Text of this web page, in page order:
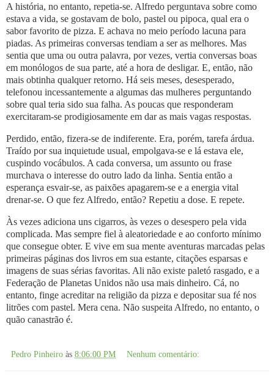
A história, no entanto, repetia-se. Alfredo perguntava sobre como
estava a vida, se gostavam de bolo, pastel ou pipoca, qual era o
sabor favorito de pizza. E achava no meio período lacuna para
piadas. As primeiras conversas tendiam a ser as melhores. Mas
sentia que uma ou outra palavra, por vezes, vertia conversas boas
em monólogos de sua parte, até a hora de desligar. E, então, não
mais obtinha qualquer retorno. Há seis meses, desesperado,
telefonou incessantemente a algumas das mulheres perguntando
sobre qual teria sido sua falha. As poucas que responderam
exercitaram-se prodigiosamente em dar as mais vagas respostas.
Perdido, então, fizera-se de indiferente. Era, porém, tarefa árdua.
Traído por sua inquietude usual, empolgava-se e lá estava ele,
cuspindo vocábulos. A cada conversa, um assunto ou frase
murchava o interesse do outro lado da linha. Sentia então a
esperança esvair-se, as paixões apagarem-se e a energia vital
drenar-se. O que fez Alfredo, então? Repetiu a dose. E repete.
Às vezes adiciona uns cigarros, às vezes o desespero pela vida
complicada. Mas sempre fiel à aleatoriedade e ao conforto mínimo
que consegue obter. E vive em sua mente aventuras marcadas pelas
primeiras páginas dos livros em sua estante, citações esparsas e
imagens de suas sérias favoritas. Ali não existe paletó rasgado, e a
Federação de Planetas Unidos não usa mais dinheiro. Cá, no
entanto, finge acreditar na religião da pizza e depositar sua fé nos
litrões com pastel. Mera cena. Não suspeita Alfredo, no entanto, o
quão canastrão é.
Pedro Pinheiro às 8:06:00 PM Nenhum comentário: